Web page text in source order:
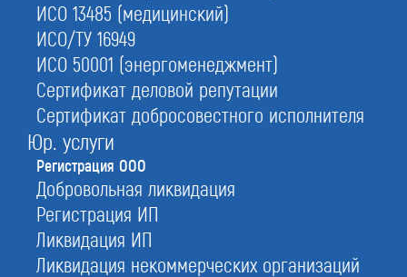
ИСО 13485 (медицинский)
ИСО/ТУ 16949
ИСО 50001 (энергоменеджмент)
Сертификат деловой репутации
Сертификат добросовестного исполнителя
Юр. услуги
Регистрация ООО
Добровольная ликвидация
Регистрация ИП
Ликвидация ИП
Ликвидация некоммерческих организаций
С этой услугой часто заказывают:
Регистрация ИП
Внесение изменений
Юридические адреса
Регистрация ЭТЛ
Открытие расчетного счета
Регистрация фирмы